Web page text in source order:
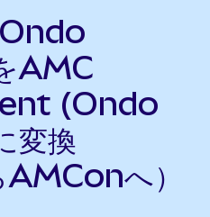
AMC
(Ondo
変換
AMConへ）